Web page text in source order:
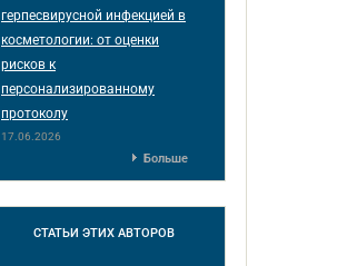
герпесвирусной инфекцией в
косметологии: от оценки
рисков к
персонализированному
протоколу
17.06.2026
Больше
СТАТЬИ ЭТИХ АВТОРОВ